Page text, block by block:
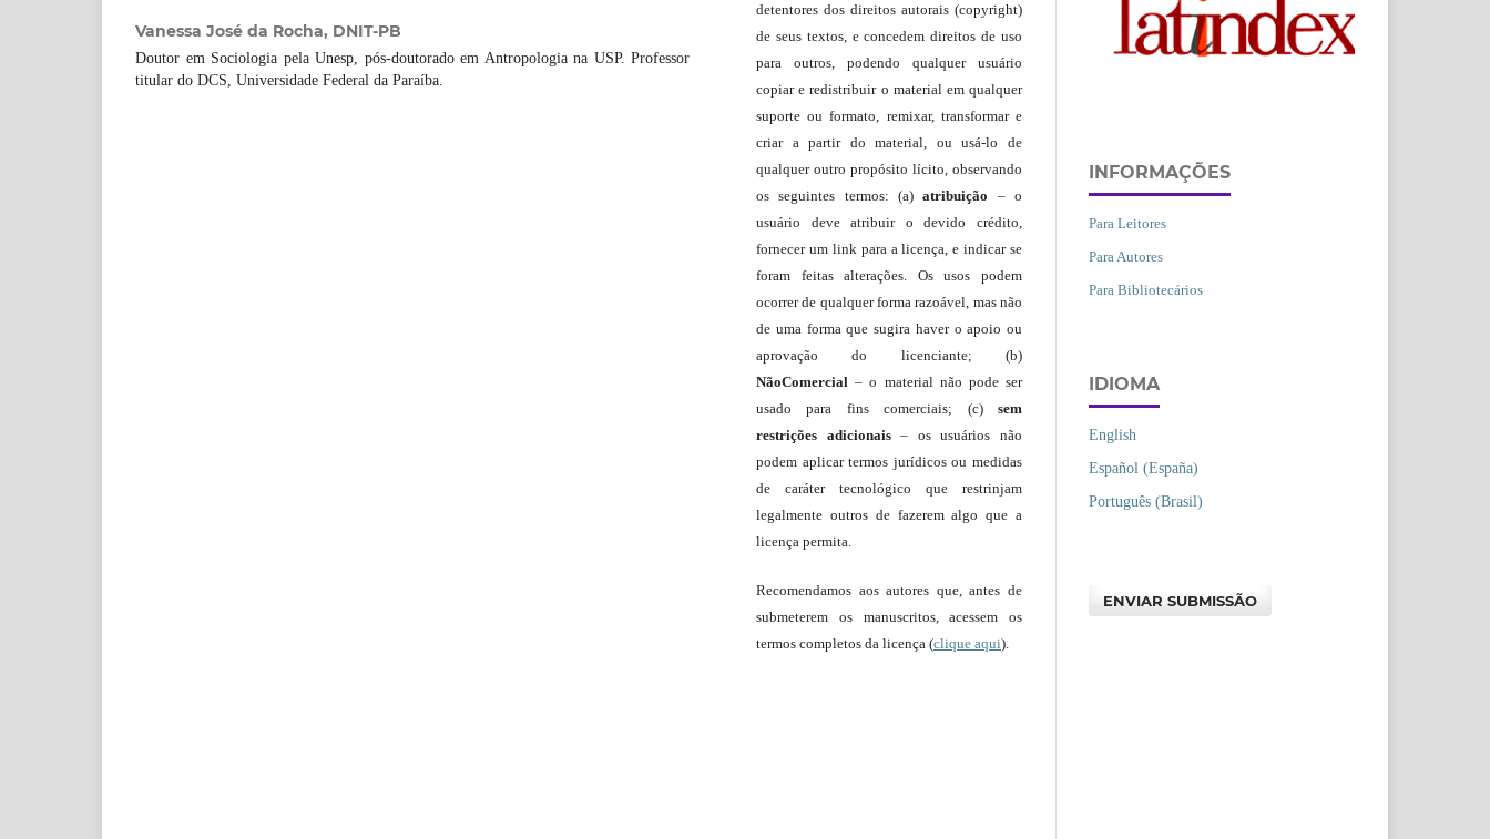
Vanessa José da Rocha, DNIT-PB
Doutor em Sociologia pela Unesp, pós-doutorado em Antropologia na USP. Professor
titular do DCS, Universidade Federal da Paraíba.
detentores dos direitos autorais (copyright)
de seus textos, e concedem direitos de uso
para outros, podendo qualquer usuário
copiar e redistribuir o material em qualquer
suporte ou formato, remixar, transformar e
criar a partir do material, ou usá-lo de
qualquer outro propósito lícito, observando
os seguintes termos: (a)atribuição – o
usuário deve atribuir o devido crédito,
fornecer um link para a licença, e indicar se
foram feitas alterações. Os usos podem
ocorrer de qualquer forma razoável, mas não
de uma forma que sugira haver o apoio ou
aprovação do licenciante; (b)
NãoComercial – o material não pode ser
usado para fins comerciais; (c) sem
restrições adicionais– os usuários não
podem aplicar termos jurídicos ou medidas
de caráter tecnológico que restrinjam
legalmente outros de fazerem algo que a
licença permita.
Recomendamos aos autores que, antes de
submeterem os manuscritos, acessem os
termos completos da licença (clique aqui).
INFORMAÇÕES
Para Leitores
Para Autores
Para Bibliotecários
IDIOMA
English
Español (España)
Português (Brasil)
ENVIAR SUBMISSÃO